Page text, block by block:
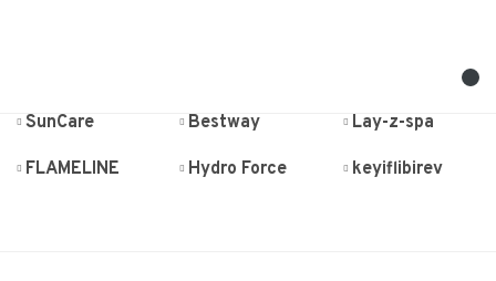
SunCare Bestway Lay-z-spa
FLAMELINE Hydro Force keyiflibirev